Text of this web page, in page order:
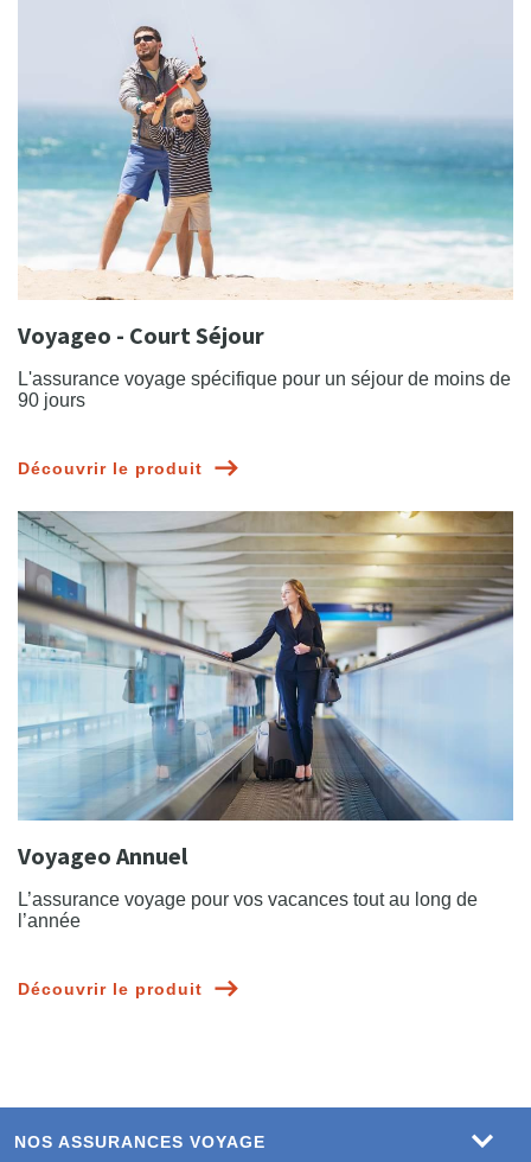
Voyageo - Court Séjour
L'assurance voyage spécifique pour un séjour de moins de
90 jours
Découvrir le produit
Voyageo Annuel
L’assurance voyage pour vos vacances tout au long de
l’année
Découvrir le produit
NOS ASSURANCES VOYAGE